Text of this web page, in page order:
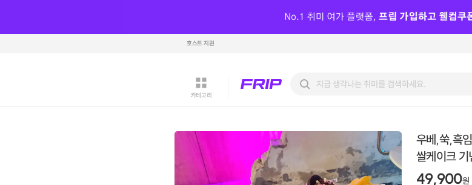
호스트 지원
카테고리
우베,쑥,흑
쌀케이크
49,900원